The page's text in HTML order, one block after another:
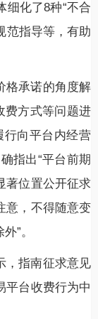
细化了8种“不合
范指导等，有助
格承诺的角度解
费方式等问题进
行向平台内经营
指出“平台前期
著位置公开征求
意，不得随意变
”。
，指南征求意见
平台收费行为中